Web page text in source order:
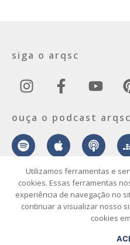
siga o arqsc
ouça o podcast arqsc
Santa Catarina – Todos os Direitos
sobre contato envie seu
Utilizamos ferramentas e
cookies. Essas ferramentas
experiência de navegação no
continuar a visualizar nosso
cookies